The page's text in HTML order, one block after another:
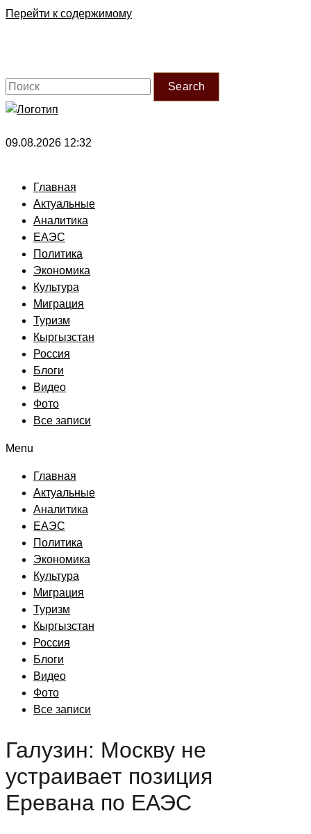
Перейти к содержимому
Search
09.08.2026 12:32
Главная
Актуальные
Аналитика
ЕАЭС
Политика
Экономика
Культура
Миграция
Туризм
Кыргызстан
Россия
Блоги
Видео
Фото
Все записи
Menu
Главная
Актуальные
Аналитика
ЕАЭС
Политика
Экономика
Культура
Миграция
Туризм
Кыргызстан
Россия
Блоги
Видео
Фото
Все записи
Галузин: Москву не
устраивает позиция
Еревана по ЕАЭС